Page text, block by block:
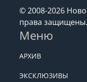
© 2008-2026
права защищены.
Меню
АРХИВ
ЭКСКЛЮЗИВЫ